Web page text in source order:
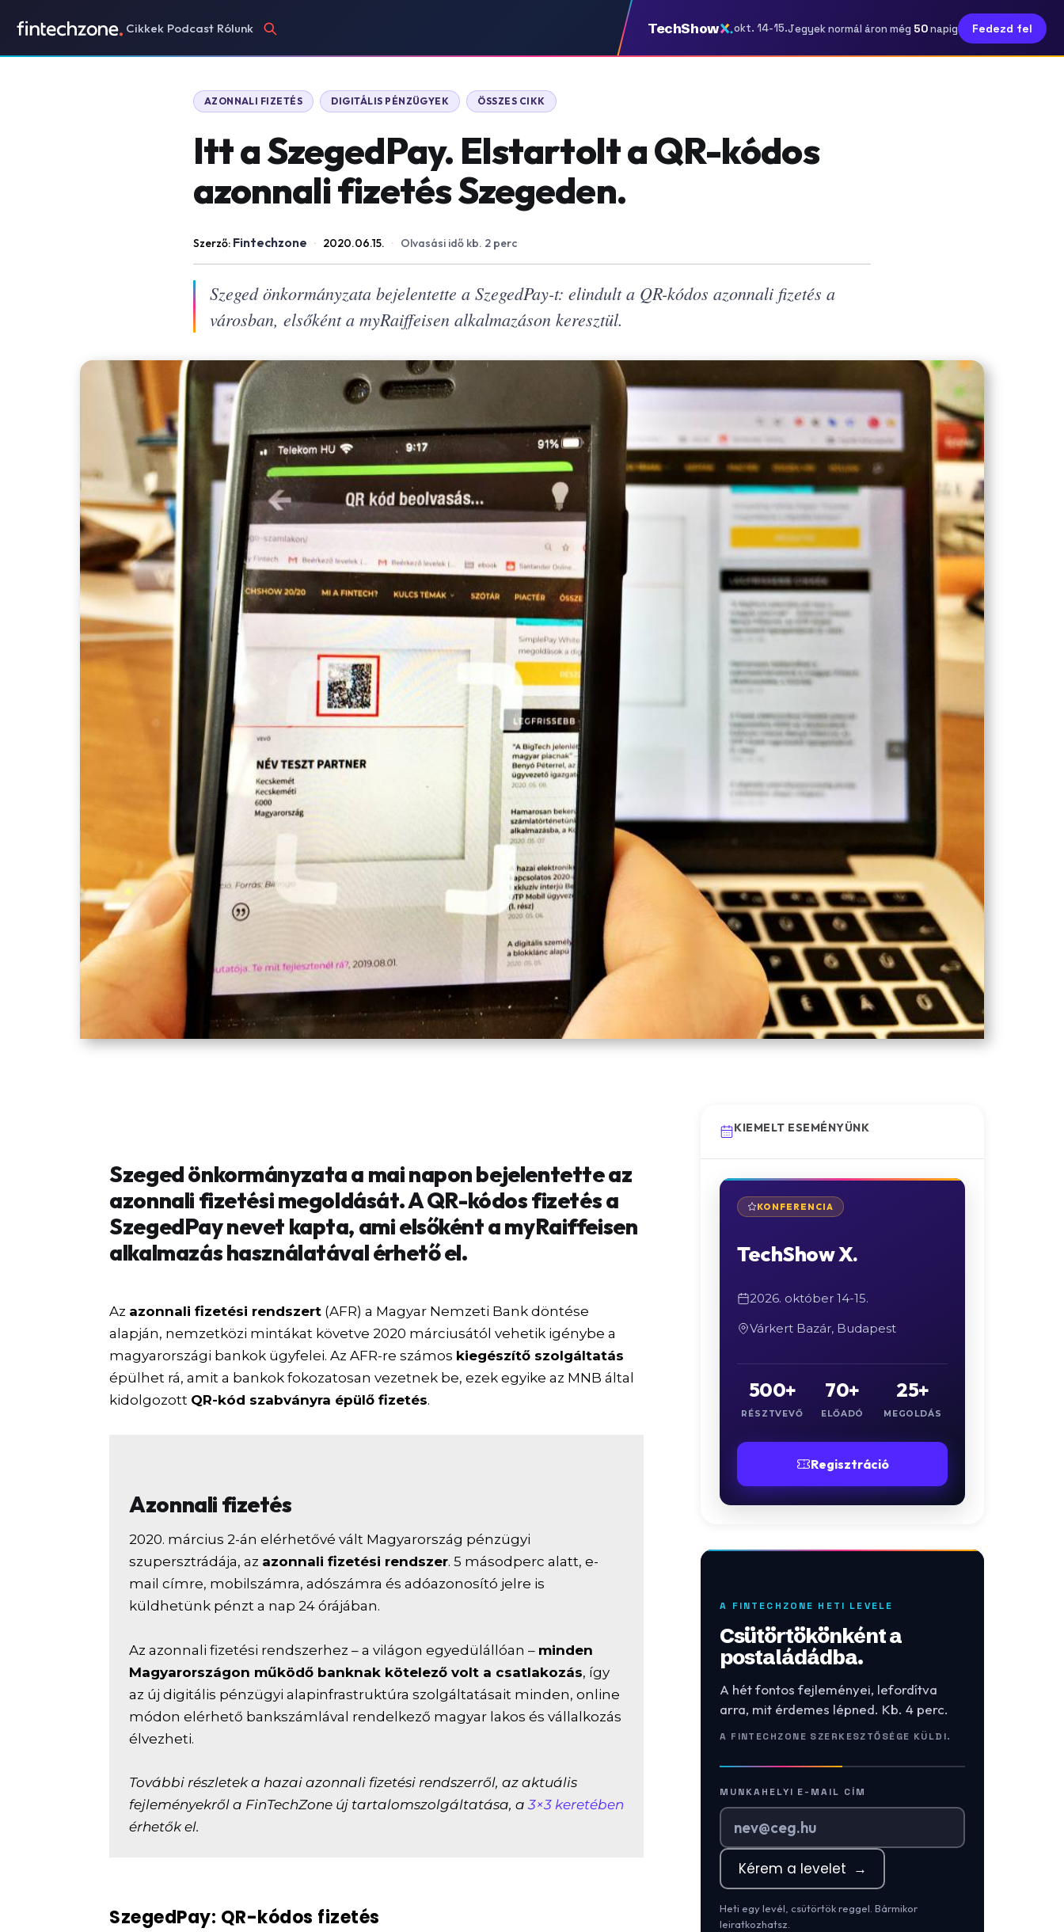
Cikkek Podcast Rólunk TechShow okt. 14-15.Jegyek normál áron még 50napig Fedezd fel
AZONNALI FIZETÉS DIGITÁLIS PÉNZÜGYEK ÖSSZES CIKK
Itt a SzegedPay. Elstartolt a QR-kódos
azonnali fizetés Szegeden.
Szerző: Fintechzone · 2020.06.15. · Olvasási idő kb. 2 perc
Szeged önkormányzata bejelentette a SzegedPay-t: elindult a QR-kódos azonnali fizetés a
városban, elsőként a myRaiffeisen alkalmazáson keresztül.
Szeged önkormányzata a mai napon bejelentette az
azonnali fizetési megoldását. A QR-kódos fizetés a
SzegedPay nevet kapta, ami elsőként a myRaiffeisen
alkalmazás használatával érhető el.
Az azonnali fizetési rendszert (AFR) a Magyar Nemzeti Bank döntése
alapján, nemzetközi mintákat követve 2020 márciusától vehetik igénybe a
magyarországi bankok ügyfelei. Az AFR-re számos kiegészítő szolgáltatás
épülhet rá, amit a bankok fokozatosan vezetnek be, ezek egyike az MNB által
kidolgozott QR-kód szabványra épülő fizetés.
Azonnali fizetés
2020. március 2-án elérhetővé vált Magyarország pénzügyi
szupersztrádája, az azonnali fizetési rendszer. 5 másodperc alatt, e-
mail címre, mobilszámra, adószámra és adóazonosító jelre is
küldhetünk pénzt a nap 24 órájában.
Az azonnali fizetési rendszerhez – a világon egyedülállóan – minden
Magyarországon működő banknak kötelező volt a csatlakozás, így
az új digitális pénzügyi alapinfrastruktúra szolgáltatásait minden, online
módon elérhető bankszámlával rendelkező magyar lakos és vállalkozás
élvezheti.
További részletek a hazai azonnali fizetési rendszerről, az aktuális
fejleményekről a FinTechZone új tartalomszolgáltatása, a3×3 keretében
érhetők el.
SzegedPay: QR-kódos fizetés
KIEMELT ESEMÉNYÜNK
KONFERENCIA
TechShow X.
2026. október 14-15.
Várkert Bazár, Budapest
500+
RÉSZTVEVŐ
70+
ELŐADÓ
25+
MEGOLDÁS
Regisztráció
A FINTECHZONE HETI LEVELE
Csütörtökönként a
postaládádba.
A hét fontos fejleményei, lefordítva
arra, mit érdemes lépned. Kb. 4 perc.
A FINTECHZONE SZERKESZTŐSÉGE KÜLDI.
MUNKAHELYI E-MAIL CÍM
Kérem a levelet →
Heti egy levél, csütörtök reggel. Bármikor
leiratkozhatsz.